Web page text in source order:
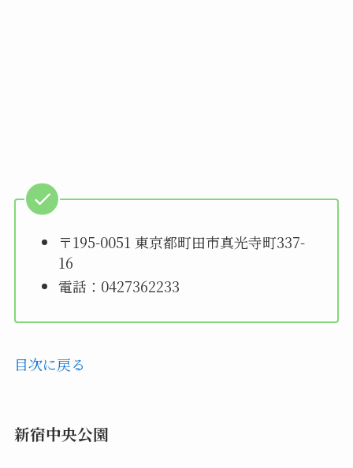
〒195-0051 東京都町田市真光寺町337-
16
電話：0427362233
目次に戻る
新宿中央公園